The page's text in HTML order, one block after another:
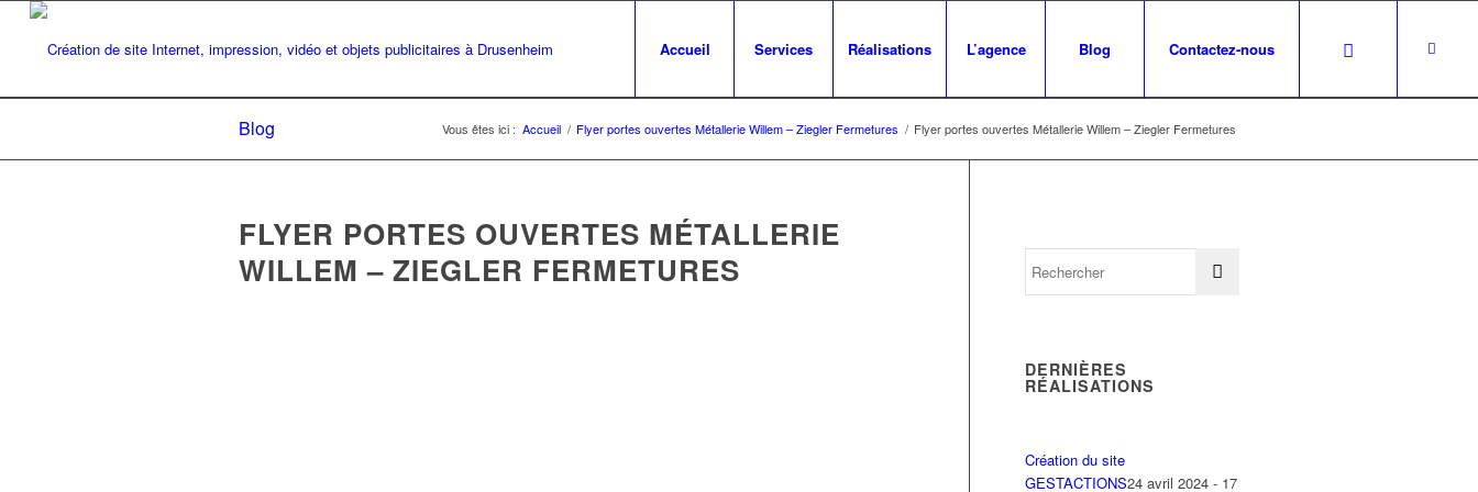
Accueil Services Réalisations L’agence Blog Contactez-nous
Blog Vous êtes ici : Accueil / Flyer portes ouvertes Métallerie Willem – Ziegler Fermetures / Flyer portes ouvertes Métallerie Willem – Ziegler Fermetures
FLYER PORTES OUVERTES MÉTALLERIE
WILLEM – ZIEGLER FERMETURES
DERNIÈRES
RÉALISATIONS
Création du site
GESTACTIONS24 avril 2024 - 17